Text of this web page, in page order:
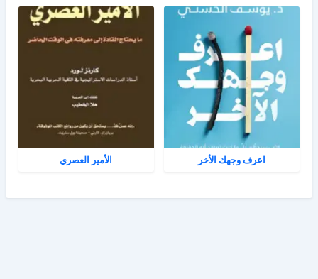
اعرف وجهك الأخر الأمير العصري